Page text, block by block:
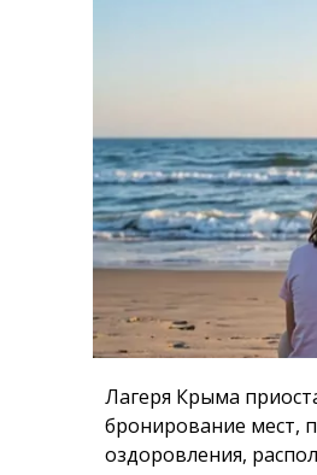
Лагеря Крыма
бронирование мест,
оздоровления,